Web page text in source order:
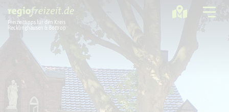
Freizeittipps für den Kreis
Recklinghausen & Bottrop
Ausflugstipps
Sport + Bewegung
Aktuelles